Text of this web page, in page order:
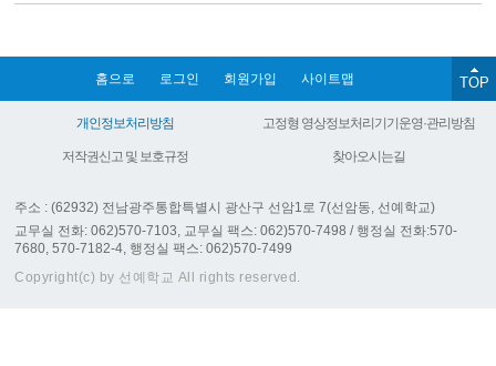
홈으로 로그인 회원가입 사이트맵 TOP
개인정보처리방침 고정형 영상정보처리기기운영·관리방침
저작권신고 및 보호규정 찾아오시는길
주소 : (62932) 전남광주통합특별시 광산구 선암1로 7(선암동, 선예학교)
교무실 전화: 062)570-7103, 교무실 팩스: 062)570-7498 / 행정실 전화:570-
7680, 570-7182-4, 행정실 팩스: 062)570-7499
Copyright(c) by 선예학교 All rights reserved.